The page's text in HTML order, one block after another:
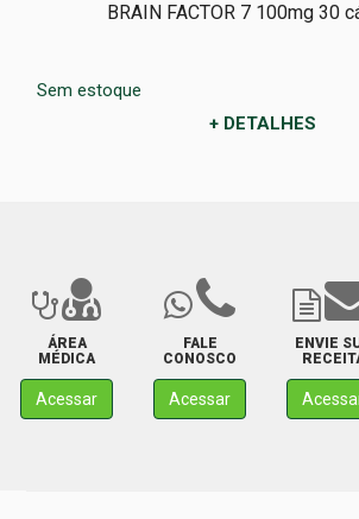
BRAIN FACTOR 7 100mg 30
Sem estoque
+ DETALHES
ÁREA
MÉDICA
Acessar
FALE
CONOSCO
Acessar
ENVIE